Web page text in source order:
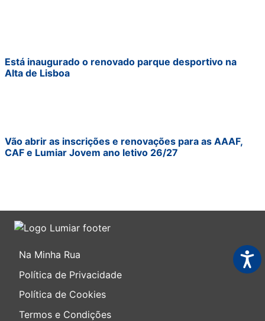
Está inaugurado o renovado parque desportivo na
Alta de Lisboa
Vão abrir as inscrições e renovações para as AAAF,
CAF e Lumiar Jovem ano letivo 26/27
Na Minha Rua
Política de Privacidade
Política de Cookies
Termos e Condições